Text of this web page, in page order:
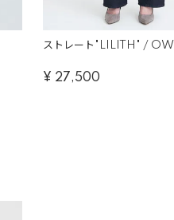
ストレート"LILITH" / OWI
¥ 27,500